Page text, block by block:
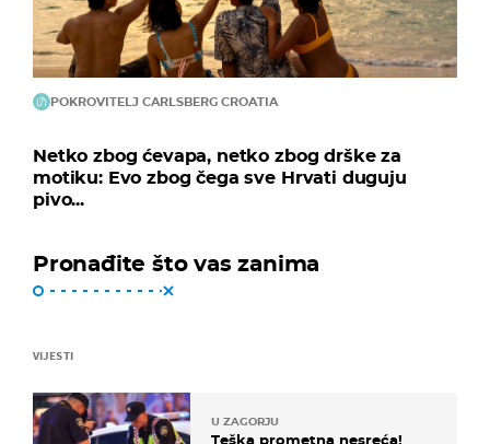
POKROVITELJ CARLSBERG CROATIA
Netko zbog ćevapa, netko zbog drške za
motiku: Evo zbog čega sve Hrvati duguju
pivo...
Pronađite što vas zanima
VIJESTI
U ZAGORJU
Teška prometna nesreća!